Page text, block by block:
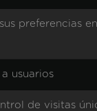
preferencias
usuarios
de visitas